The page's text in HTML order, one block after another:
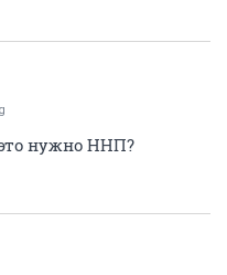
нужно ННП?